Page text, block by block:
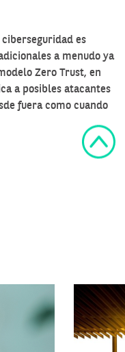
ciberseguridad es
a menudo ya
Zero Trust, en
a posibles atacantes
fuera como cuando